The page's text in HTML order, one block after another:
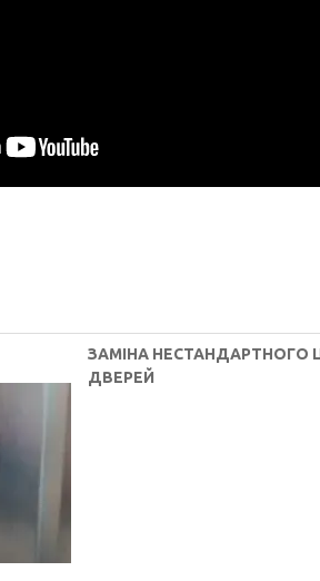
ЗАМІНА НЕСТАНДАРТНОГО
ДВЕРЕЙ